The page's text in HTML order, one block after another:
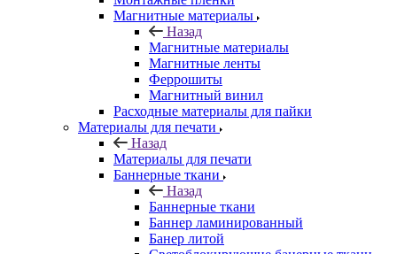
Магнитные материалы
Назад
Магнитные материалы
Магнитные ленты
Феррошиты
Магнитный винил
Расходные материалы для пайки
Материалы для печати
Назад
Материалы для печати
Баннерные ткани
Назад
Баннерные ткани
Баннер ламинированный
Банер литой